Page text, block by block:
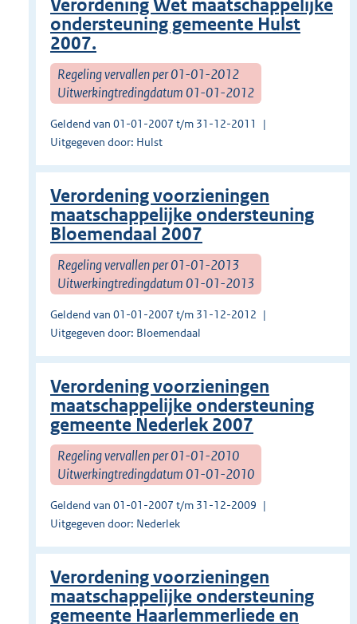
Verordening Wet maatschappelijke
ondersteuning gemeente Hulst
2007.
Regeling vervallen per 01-01-2012
Uitwerkingtredingdatum 01-01-2012
Geldend van 01-01-2007 t/m 31-12-2011
Uitgegeven door: Hulst
Verordening voorzieningen
maatschappelijke ondersteuning
Bloemendaal 2007
Regeling vervallen per 01-01-2013
Uitwerkingtredingdatum 01-01-2013
Geldend van 01-01-2007 t/m 31-12-2012
Uitgegeven door: Bloemendaal
Verordening voorzieningen
maatschappelijke ondersteuning
gemeente Nederlek 2007
Regeling vervallen per 01-01-2010
Uitwerkingtredingdatum 01-01-2010
Geldend van 01-01-2007 t/m 31-12-2009
Uitgegeven door: Nederlek
Verordening voorzieningen
maatschappelijke ondersteuning
gemeente Haarlemmerliede en